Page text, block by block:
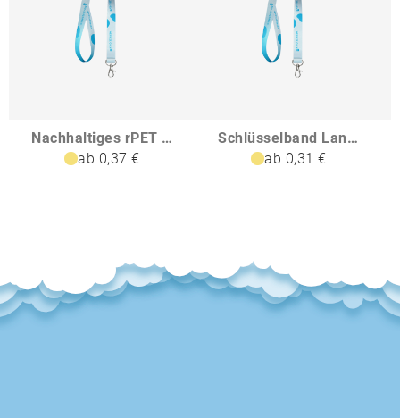
Nachhaltiges rPET Basic Schlüsselband Lanyard
ab 0,37 €
Schlüsselband Lanyard
ab 0,31 €